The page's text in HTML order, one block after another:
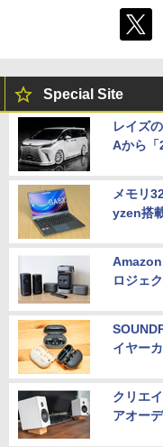
Special Site
レイズ
Aから「
メモリ
yzen搭
ロジェ
イヤー
クリエ
アオー